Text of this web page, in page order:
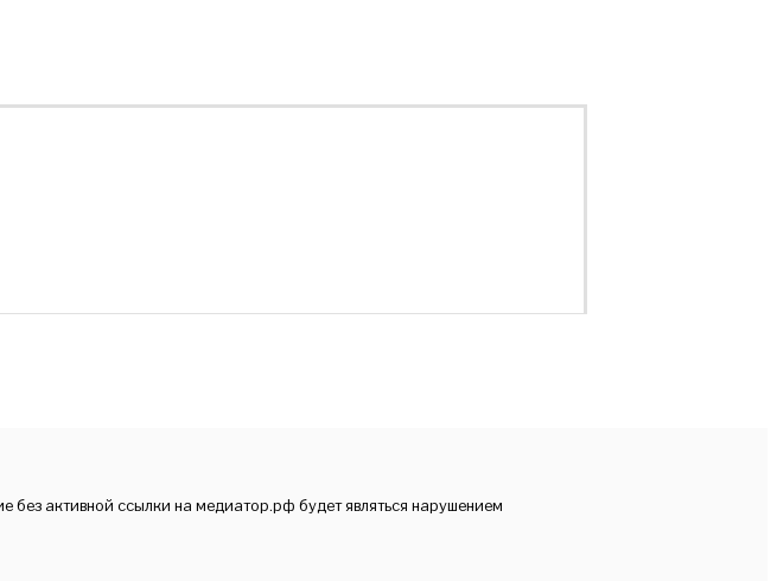
без активной ссылки на медиатор.рф будет являться нарушением